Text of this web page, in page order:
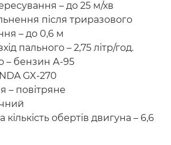
– до 25 м/хв
після триразового
– до 0,6 м
пального – 2,75 літр/год.
– бензин А-95
GX-270
– повітряне
кількість обертів двигуна – 6,6